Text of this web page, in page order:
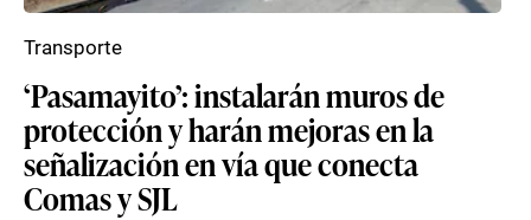
‘Pasamayito’: instalarán muros de
protección y harán mejoras en la
señalización en vía que conecta
Comas y SJL
Transporte